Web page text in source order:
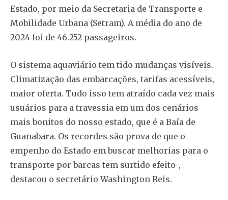
Estado, por meio da Secretaria de Transporte e
Mobilidade Urbana (Setram). A média do ano de
2024 foi de 46.252 passageiros.
O sistema aquaviário tem tido mudanças visíveis.
Climatização das embarcações, tarifas acessíveis,
maior oferta. Tudo isso tem atraído cada vez mais
usuários para a travessia em um dos cenários
mais bonitos do nosso estado, que é a Baía de
Guanabara. Os recordes são prova de que o
empenho do Estado em buscar melhorias para o
transporte por barcas tem surtido efeito-,
destacou o secretário Washington Reis.